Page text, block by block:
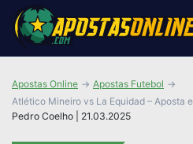
Pedro Coelho | 21.03.2025
Apostas Online
Apostas Futebol
Atlético Mineiro vs La Equidad – Aposta